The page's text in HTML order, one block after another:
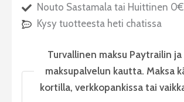
Nouto Sastamala tai Huittinen 0€
Kysy tuotteesta heti chatissa
Turvallinen maksu Paytrailin
maksupalvelun kautta. Maksa
kortilla, verkkopankissa tai